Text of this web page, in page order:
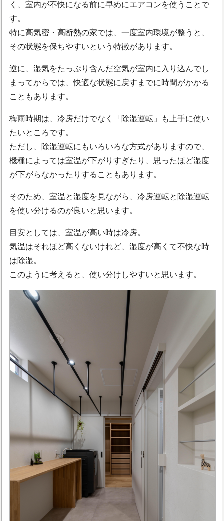
く、室内が不快になる前に早めにエアコンを使うことで
す。
特に高気密・高断熱の家では、一度室内環境が整うと、
その状態を保ちやすいという特徴があります。
逆に、湿気をたっぷり含んだ空気が室内に入り込んでし
まってからでは、快適な状態に戻すまでに時間がかかる
こともあります。
梅雨時期は、冷房だけでなく「除湿運転」も上手に使い
たいところです。
ただし、除湿運転にもいろいろな方式がありますので、
機種によっては室温が下がりすぎたり、思ったほど湿度
が下がらなかったりすることもあります。
そのため、室温と湿度を見ながら、冷房運転と除湿運転
を使い分けるのが良いと思います。
目安としては、室温が高い時は冷房。
気温はそれほど高くないけれど、湿度が高くて不快な時
は除湿。
このように考えると、使い分けしやすいと思います。